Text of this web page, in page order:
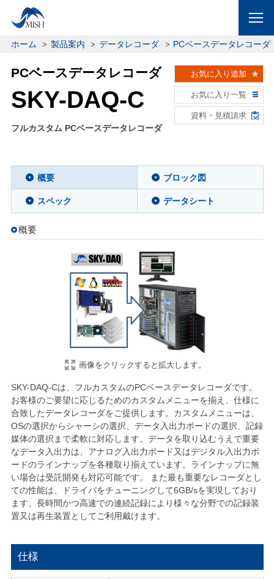
ホーム 製品案内 データレコーダ PCベースデータレコーダ
PCベースデータレコーダ
SKY-DAQ-C
フルカスタム PCベースデータレコーダ
お気に入り追加
お気に入り一覧
資料・見積請求
概要 ブロック図
スペック データシート
概要
画像をクリックすると拡大します。
SKY-DAQ-Cは、フルカスタムのPCベースデータレコーダです。
お客様のご要望に応じるためのカスタムメニューを揃え、仕様に
合致したデータレコーダをご提供します。カスタムメニューは、
OSの選択からシャーシの選択、データ入出力ボードの選択、記録
媒体の選択まで柔軟に対応します。データを取り込むうえで重要
なデータ入出力は、アナログ入出力ボード又はデジタル入出力ボ
ードのラインナップを各種取り揃えています。ラインナップに無
い場合は受託開発も対応可能です。 また最も重要なレコーダとし
ての性能は、ドライバをチューニングして6GB/sを実現しており
ます。長時間かつ高速での連続記録により様々な分野での記録装
置又は再生装置としてご利用戴けます。
仕様